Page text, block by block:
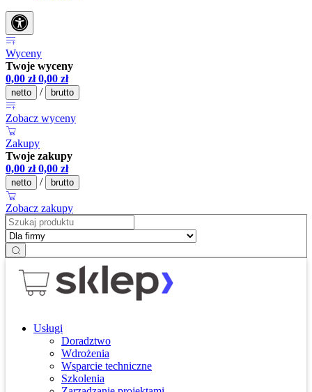
Wyceny
Twoje wyceny
0,00 zł 0,00 zł
netto / brutto
Zobacz wyceny
Zakupy
Twoje zakupy
0,00 zł 0,00 zł
netto / brutto
Zobacz zakupy
Usługi
Doradztwo
Wdrożenia
Wsparcie techniczne
Szkolenia